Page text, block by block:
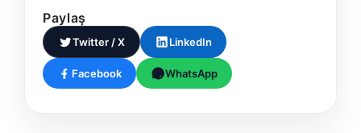
Paylaş
Twitter / X LinkedIn
Facebook WhatsApp